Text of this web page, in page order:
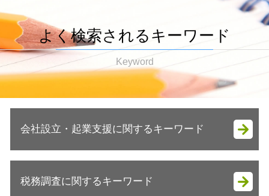
よく検索されるキーワード
Keyword
会社設立・起業支援に関するキーワード
会社設立 メリット
税務調査に関するキーワード